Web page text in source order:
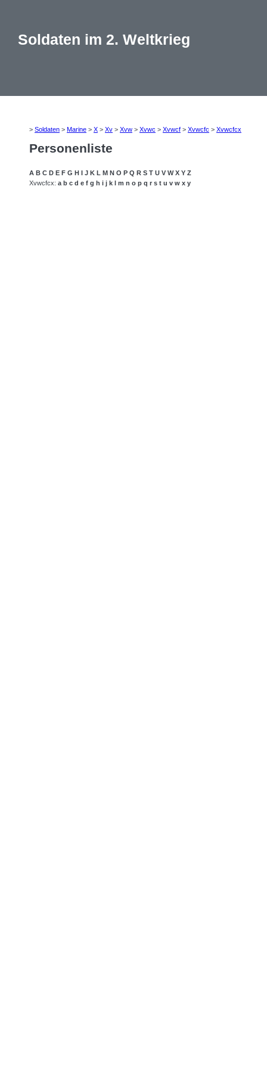
Soldaten im 2. Weltkrieg
> Soldaten > Marine > X > Xv > Xvw > Xvwc > Xvwcf > Xvwcfc > Xvwcfcx
Personenliste
A B C D E F G H I J K L M N O P Q R S T U V W X Y Z
Xvwcfcx: a b c d e f g h i j k l m n o p q r s t u v w x y